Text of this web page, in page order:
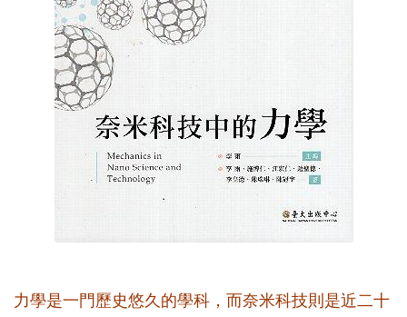
力學是一門歷史悠久的學科，而奈米科技則是近二十